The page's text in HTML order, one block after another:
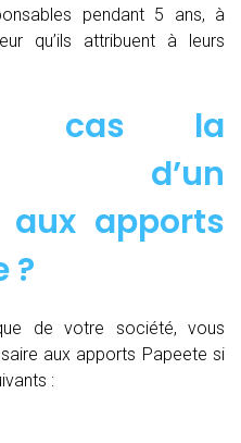
pendant 5 ans, à
qu’ils attribuent à leurs
cas la
d’un
aux apports
?
de votre société, vous
aux apports Papeete si
: